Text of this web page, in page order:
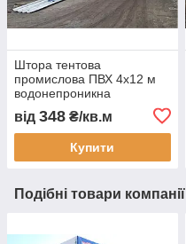
Штора тентова
промислова ПВХ 4х12 м
водонепроникна
перегородка для складу
цеху автомийки та СТО
від 348 ₴/кв.м
Купити
Подібні товари компанії